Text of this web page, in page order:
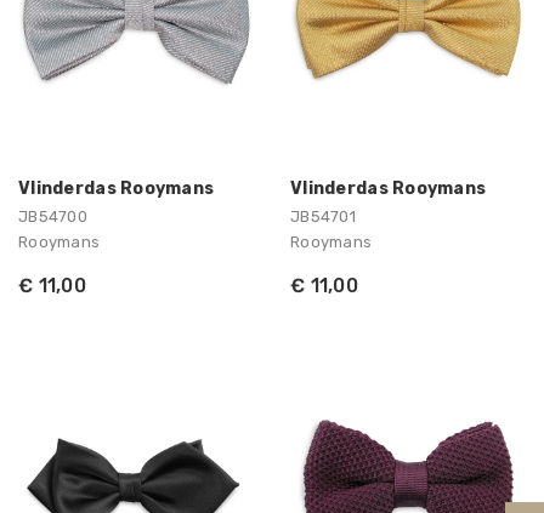
Vlinderdas Rooymans
JB54700
Rooymans
€ 11,00
Vlinderdas Rooymans
JB54701
Rooymans
€ 11,00